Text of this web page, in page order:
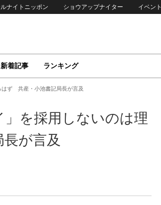
ナイトニッポン ショウアップナイター イベント
新着記事 ランキング
はず 共産・小池書記局長が言及
を採用しないのは理
が言及